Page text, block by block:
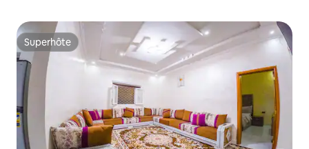
Superhôte
Superhôte